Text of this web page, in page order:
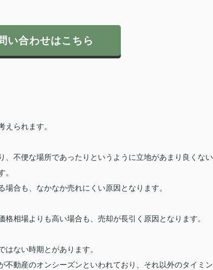
い合わせはこちら
えられます。
不便な場所であったりというように立地があまり良くない
。
合も、なかなか売れにくい原因となります。
相場よりも高い場合も、売却が長引く原因となります。
ない時期とがあります。
動産のオンシーズンといわれており、それ以外のタイミン